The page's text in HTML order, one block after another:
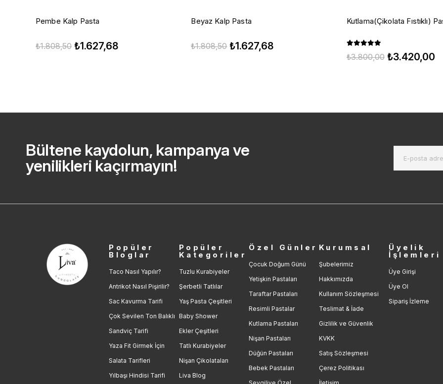
Pembe Kalp Pasta
₺1.627,68
₺1.808,50
Beyaz Kalp Pasta
₺1.627,68
₺1.808,50
Kutlama(Çikolata Fıstıklı)
₺3.420,00
₺3.800,00
Bültene kaydolun, kampanya ve
yenilikleri kaçırmayın!
Popüler
Bloglar
Taco Nasıl Yapılır?
Antrikot Nasıl Pişirilir?
Sac Kavurma Tarifi
Çok Sevilen Ton Balıklı
Sandviç Tarifi
Yaza Fit Girmek İçin
Salata Tarifleri
Yılbaşı Hindisi Tarifi
Popüler
Kategoriler
Tuzlu Kurabiyeler
Şerbetli Tatlılar
Yaş Pasta Çeşitleri
Baby Shower
Ekler Çeşitleri
Tatlı Kurabiyeler
Nişan Çikolataları
Liva Blog
Özel Günler
Çocuk Doğum Günü
Yetişkin Pastaları
Taraftar Pastaları
Resimli Pastalar
Kutlama Pastaları
Nişan Pastaları
Düğün Pastaları
Bebek Pastaları
Kurumsal
Şubelerimiz
Hakkımızda
Kullanım Sözleşmesi
Teslimat & İade
Gizlilik ve Güvenlik
KVKK
Satış Sözleşmesi
Çerez Politikası
Üyelik
İşlemleri
Üye Girişi
Üye Ol
Sipariş İzleme